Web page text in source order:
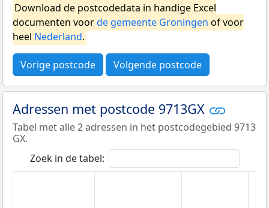
Download de postcodedata in handige Excel
documenten voorde gemeente Groningen of voor
heel Nederland.
Vorige postcode Volgende postcode
Adressen met postcode 9713GX
Tabel met alle 2 adressen in het postcodegebied 9713
GX.
Zoek in de tabel: